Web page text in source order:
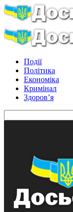
Події
Політика
Економіка
Кримінал
Здоров’я